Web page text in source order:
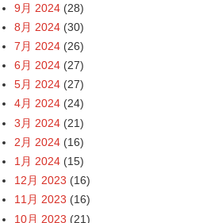
9月 2024 (28)
8月 2024 (30)
7月 2024 (26)
6月 2024 (27)
5月 2024 (27)
4月 2024 (24)
3月 2024 (21)
2月 2024 (16)
1月 2024 (15)
12月 2023 (16)
11月 2023 (16)
10月 2023 (21)